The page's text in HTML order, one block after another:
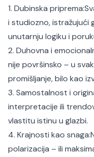
1. Dubinska priprema:
i studiozno, istražujući
unutarnju logiku i
2. Duhovna i
nije površinsko – u
promišljanje, bilo kao
3. Samostalnost i
interpretacije ili
vlastitu istinu u glazbi.
4. Krajnosti kao snaga:
polarizacija – ili